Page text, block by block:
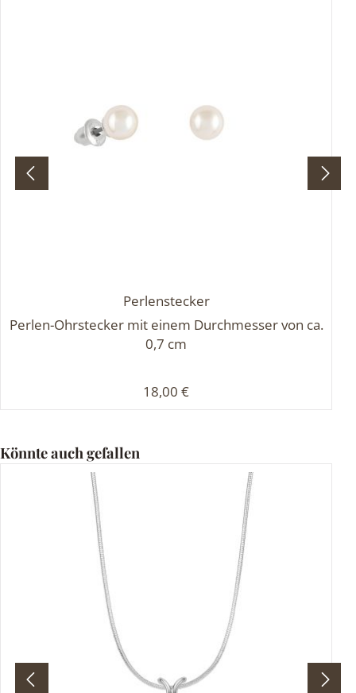
Perlenstecker
Perlen-Ohrstecker mit einem Durchmesser von ca.
0,7 cm
Regulärer Preis:
18,00 €
Produktgalerie überspringen
Könnte auch gefallen